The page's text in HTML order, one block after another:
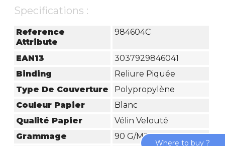
Specifications :
Reference
Attribute
984604C
EAN13
3037929846041
Binding
Reliure Piquée
Type De Couverture
Polypropylène
Couleur Papier
Blanc
Qualité Papier
Vélin Velouté
Grammage
90 G/m²
Where to buy ?